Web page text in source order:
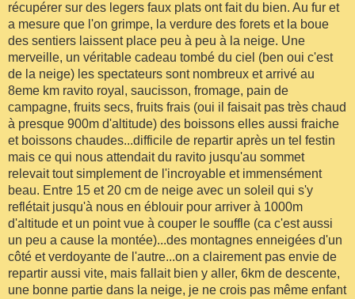
récupérer sur des legers faux plats ont fait du bien. Au fur et
a mesure que l'on grimpe, la verdure des forets et la boue
des sentiers laissent place peu à peu à la neige. Une
merveille, un véritable cadeau tombé du ciel (ben oui c'est
de la neige) les spectateurs sont nombreux et arrivé au
8eme km ravito royal, saucisson, fromage, pain de
campagne, fruits secs, fruits frais (oui il faisait pas très chaud
à presque 900m d'altitude) des boissons elles aussi fraiche
et boissons chaudes...difficile de repartir après un tel festin
mais ce qui nous attendait du ravito jusqu'au sommet
relevait tout simplement de l'incroyable et immensément
beau. Entre 15 et 20 cm de neige avec un soleil qui s'y
reflétait jusqu'à nous en éblouir pour arriver à 1000m
d'altitude et un point vue à couper le souffle (ca c'est aussi
un peu a cause la montée)...des montagnes enneigées d'un
côté et verdoyante de l'autre...on a clairement pas envie de
repartir aussi vite, mais fallait bien y aller, 6km de descente,
une bonne partie dans la neige, je ne crois pas même enfant